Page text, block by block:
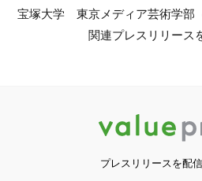
宝塚大学 東京メディア芸術学部
関連プレスリリース
プレスリリースを配